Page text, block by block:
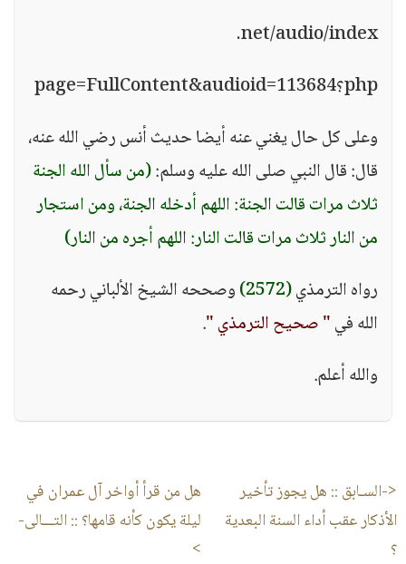
net/audio/index.
php؟page=FullContent&audioid=113684
وعلى كل حال يغني عنه أيضا حديث أنس رضي الله عنه،
قال: قال النبي صلى الله عليه وسلم:(من سأل الله الجنة
ثلاث مرات قالت الجنة: اللهم أدخله الجنة، ومن استجار
من النار ثلاث مرات قالت النار: اللهم أجره من النار)
رواه الترمذي(2572)
وصححه الشيخ الألباني رحمه
الله في" صحيح الترمذي ".
والله أعلم.
<-السـابق :: هل يجوز تأخير
الأذكار عقب أداء السنة البعدية
؟
هل من قرأ أواخر آل عمران في
ليلة يكون كأنه قامها؟ :: التـــالى-
>